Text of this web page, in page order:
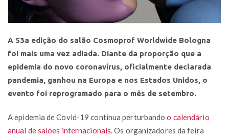
A 53a edição do salão Cosmoprof Worldwide Bologna
foi mais uma vez adiada. Diante da proporção que a
epidemia do novo coronavírus, oficialmente declarada
pandemia, ganhou na Europa e nos Estados Unidos, o
evento foi reprogramado para o mês de setembro.
A epidemia de Covid-19 continua perturbandoo calendário
anual de salões internacionais . Os organizadores da feira